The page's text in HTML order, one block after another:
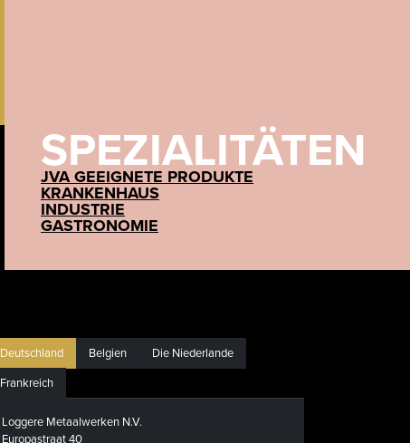
SPEZIALITÄTEN
JVA GEEIGNETE PRODUKTE
KRANKENHAUS
INDUSTRIE
GASTRONOMIE
Deutschland Belgien
Die Niederlande
Frankreich
Loggere Metaalwerken N.V.
Europastraat 40